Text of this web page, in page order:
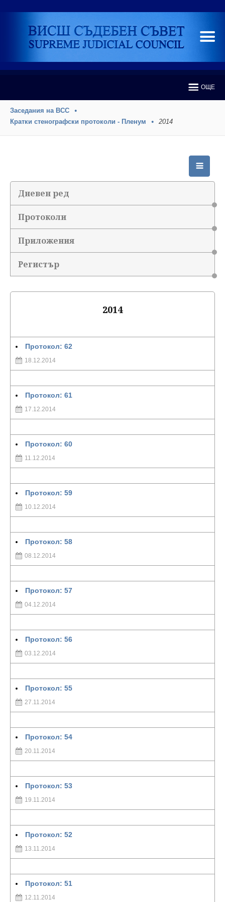
ОЩЕ
Заседания на ВСС
Кратки стенографски протоколи - Пленум
2014
Дневен ред
Протоколи
Приложения
Регистър
2014
Протокол: 62
18.12.2014
Протокол: 61
17.12.2014
Протокол: 60
11.12.2014
Протокол: 59
10.12.2014
Протокол: 58
08.12.2014
Протокол: 57
04.12.2014
Протокол: 56
03.12.2014
Протокол: 55
27.11.2014
Протокол: 54
20.11.2014
Протокол: 53
19.11.2014
Протокол: 52
13.11.2014
Протокол: 51
12.11.2014